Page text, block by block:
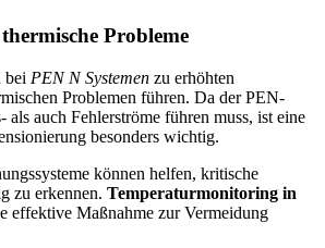
Probleme
bei PEN N Systemen zu erhöhten
Problemen führen. Da der PEN-
auch Fehlerströme führen muss, ist eine
besonders wichtig.
können helfen, kritische
zu erkennen. Temperaturmonitoring in
effektive Maßnahme zur Vermeidung